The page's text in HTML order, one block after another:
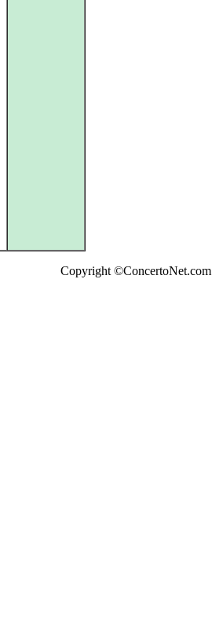
Copyright ©ConcertoNet.com